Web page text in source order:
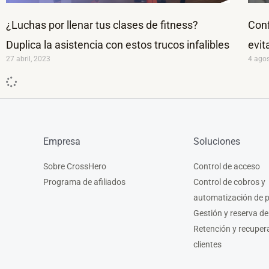
¿Luchas por llenar tus clases de fitness?
Duplica la asistencia con estos trucos infalibles
27 abril, 2023 4
Empresa
Sobre CrossHero
Programa de afiliados
Soluciones
Control de acceso
Control de cobros y
automatización de
Gestión y reserva
Retención y
clientes